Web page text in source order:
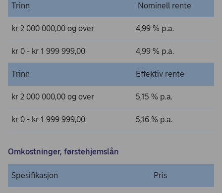
Trinn Nominell rente
kr 2 000 000,00 og over 4,99 % p.a.
kr 0 - kr 1 999 999,00 4,99 % p.a.
Trinn Effektiv rente
kr 2 000 000,00 og over 5,15 % p.a.
kr 0 - kr 1 999 999,00 5,16 % p.a.
Omkostninger, førstehjemslån
Spesifikasjon Pris